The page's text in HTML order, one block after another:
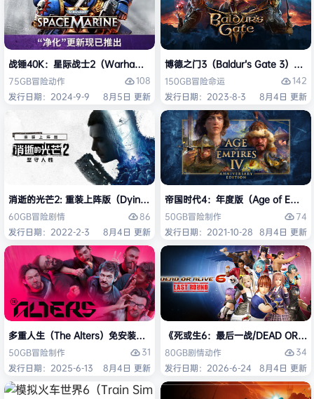
战锤40K：星际战士2（Warhammer 40,000: Space Marine 2）免安装
75GB冒险动作
108
发行日期：2024-9-9
8月5日 更新
博德之门3（Baldur’s Gate 3）免安
150GB冒险命运
142
发行日期：2023-8-3
8月4日 更新
消逝的光芒2: 重装上阵版（Dying Light 2 Stay Human: Reloaded
60GB冒险剧情
86
发行日期：2022-2-3
8月4日 更新
帝国时代4：年度版（Age of
50GB冒险制作
74
发行日期：2021-10-28 8月4日 更新
多重人生（The Alters）免安装中文版
50GB冒险制作
31
发行日期：2025-6-13
8月4日 更新
《死或生6：最后一战/DEAD OR
80GB剧情动作
34
发行日期：2026-6-24
8月4日 更新